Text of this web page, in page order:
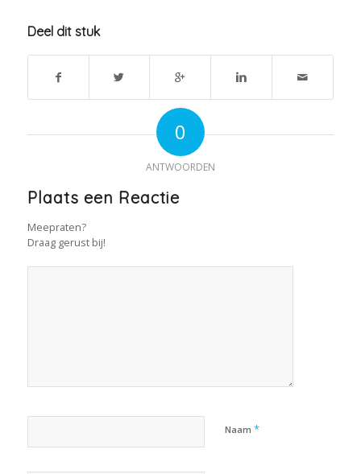
Deel dit stuk
0
ANTWOORDEN
Plaats een Reactie
Meepraten?
Draag gerust bij!
Naam *